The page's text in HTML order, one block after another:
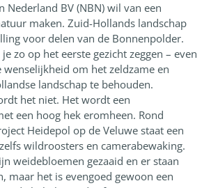
Nederland BV (NBN) wil van een
maken. Zuid-Hollands landschap
voor delen van de Bonnenpolder.
zo op het eerste gezicht zeggen – even
wenselijkheid om het zeldzame en
landschap te behouden.
het niet. Het wordt een
een hoog hek eromheen. Rond
Heidepol op de Veluwe staat een
wildroosters en camerabewaking.
weidebloemen gezaaid en er staan
maar het is evengoed gewoon een